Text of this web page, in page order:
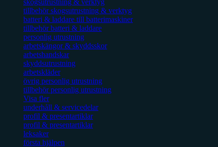
skogsutrustning & verktyg
tillbehör skogsutrustning & verktyg
batteri & laddare till batterimaskiner
tillbehör batteri & laddare
personlig utrustning
arbetskängor & skyddsskor
arbetshandskar
skyddsutrustning
arbetskläder
övrig personlig utrustning
tillbehör personlig utrustning
Visa fler
underhåll & servicedelar
profil & presentartiklar
profil & presentartiklar
leksaker
första hjälpen